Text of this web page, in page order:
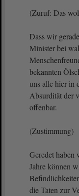
(Zuruf: Das
Dass wir
Minister bei
bekannten
uns alle hier in
Absurdität der
offenbar.
(Zustimmung)
Geredet haben
Jahre können
die Taten zur